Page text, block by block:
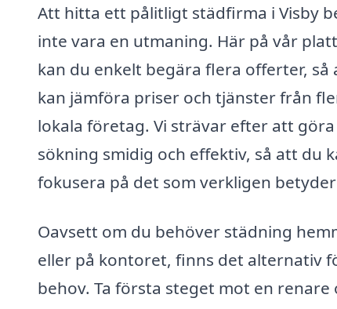
Att hitta ett pålitligt städfirma i Visby
inte vara en utmaning. Här på vår
kan du enkelt begära flera offerter, så
kan jämföra priser och tjänster från
lokala företag. Vi strävar efter att
sökning smidig och effektiv, så att du
fokusera på det som verkligen
Oavsett om du behöver städning
eller på kontoret, finns det alternativ
behov. Ta första steget mot en renare